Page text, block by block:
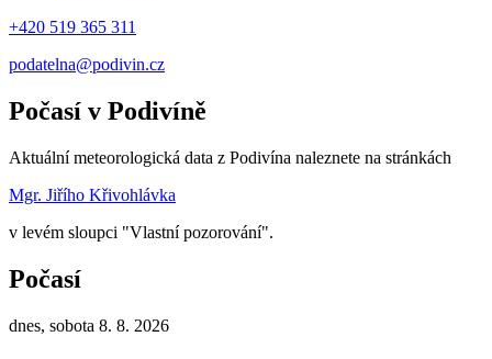
+420 519 365 311
podatelna@podivin.cz
Počasí v Podivíně
Aktuální meteorologická data z Podivína naleznete na stránkách
Mgr. Jiřího Křivohlávka
v levém sloupci "Vlastní pozorování".
Počasí
dnes, sobota 8. 8. 2026